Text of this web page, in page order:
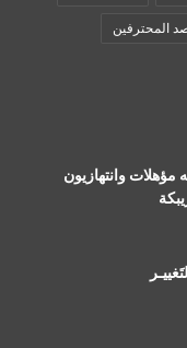
المحترفين
وانتهازيون